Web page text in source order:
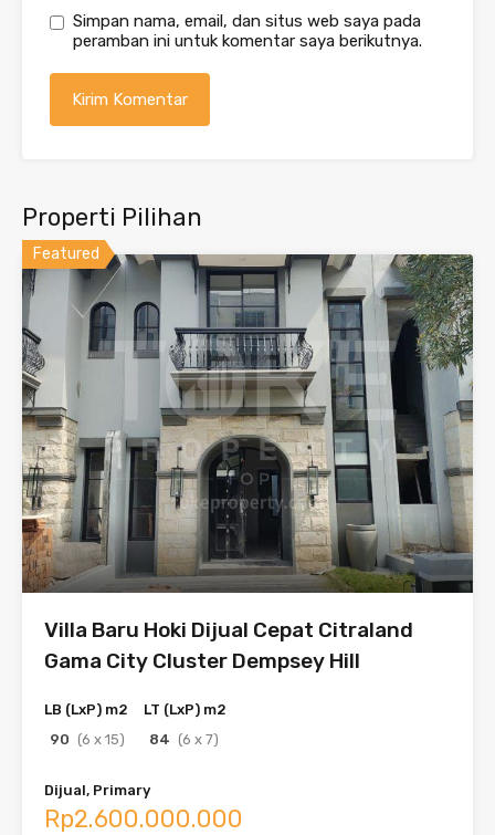
Simpan nama, email, dan situs web saya pada
peramban ini untuk komentar saya berikutnya.
Properti Pilihan
Featured
Villa Baru Hoki Dijual Cepat Citraland
Gama City Cluster Dempsey Hill
LB (LxP) m2
90 (6 x 15)
LT (LxP) m2
84 (6 x 7)
Dijual, Primary
Rp2.600.000.000